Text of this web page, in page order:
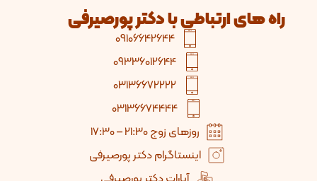
راه های ارتباطی با دکتر پورصیرفی
09106642644
09336012644
03136672222
03136674444
روزهای زوج 21:30 – 17:30
اینستاگرام دکتر پورصیرفی